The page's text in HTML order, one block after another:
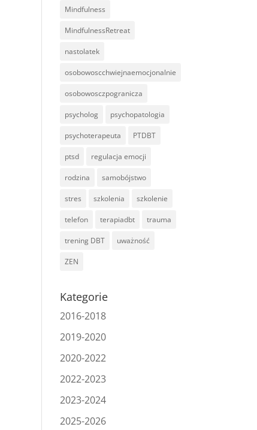
Mindfulness
MindfulnessRetreat
nastolatek
osobowoscchwiejnaemocjonalnie
osobowosczpogranicza
psycholog psychopatologia
psychoterapeuta PTDBT
ptsd regulacja emocji
rodzina samobójstwo
stres szkolenia szkolenie
telefon terapiadbt trauma
trening DBT uważność
ZEN
Kategorie
2016-2018
2019-2020
2020-2022
2022-2023
2023-2024
2025-2026